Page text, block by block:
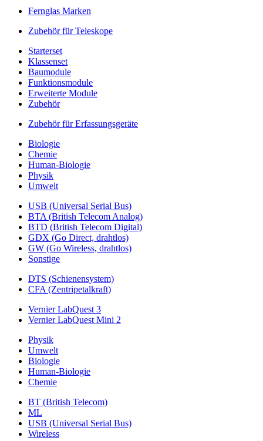
Fernglas Marken
Zubehör für Teleskope
Starterset
Klassenset
Baumodule
Funktionsmodule
Erweiterte Module
Zubehör
Zubehör für Erfassungsgeräte
Biologie
Chemie
Human-Biologie
Physik
Umwelt
USB (Universal Serial Bus)
BTA (British Telecom Analog)
BTD (British Telecom Digital)
GDX (Go Direct, drahtlos)
GW (Go Wireless, drahtlos)
Sonstige
DTS (Schienensystem)
CFA (Zentripetalkraft)
Vernier LabQuest 3
Vernier LabQuest Mini 2
Physik
Umwelt
Biologie
Human-Biologie
Chemie
BT (British Telecom)
ML
USB (Universal Serial Bus)
Wireless